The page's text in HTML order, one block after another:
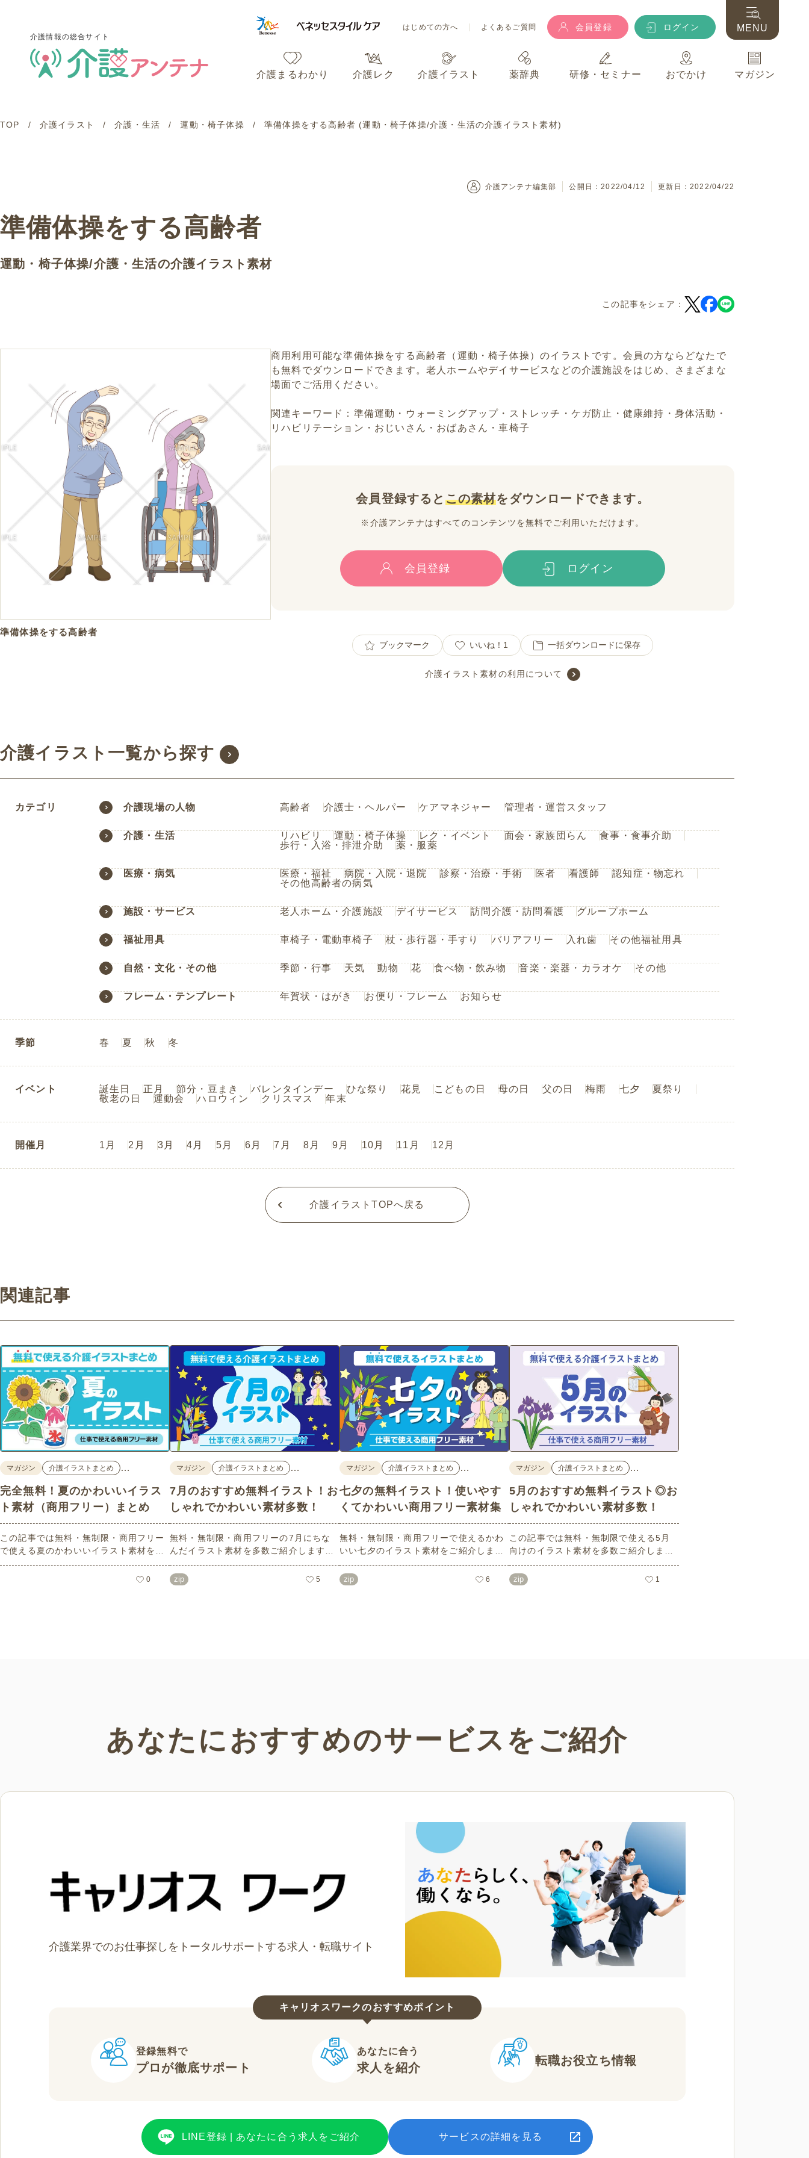
介護情報の総合サイト
はじめての方へ よくあるご質問 会員登録 ログイン
介護まるわかり 介護レク 介護イラスト 薬辞典 研修・セミナー おでかけ マガジン
MENU
介護情報の総合サイト
TOP 介護イラスト 介護・生活 運動・椅子体操 準備体操をする高齢者 (運動・椅子体操/介護・生活の介護イラスト素材)
介護アンテナ編集部 公開日：2022/04/12 更新日：2022/04/22
準備体操をする高齢者
運動・椅子体操/介護・生活の介護イラスト素材
この記事をシェア：
準備体操をする高齢者
商用利用可能な準備体操をする高齢者（運動・椅子体操）のイラストです。会員の方ならどなたで
も無料でダウンロードできます。老人ホームやデイサービスなどの介護施設をはじめ、さまざまな
場面でご活用ください。
関連キーワード：準備運動・ウォーミングアップ・ストレッチ・ケガ防止・健康維持・身体活動・
リハビリテーション・おじいさん・おばあさん・車椅子
会員登録すると この素材をダウンロードできます。
※介護アンテナはすべてのコンテンツを無料でご利用いただけます。
会員登録 ログイン
ブックマーク いいね！ 1 一括ダウンロードに保存
介護イラスト素材の利用について
介護イラスト一覧から探す
カテゴリ 介護現場の人物 高齢者 介護士・ヘルパー ケアマネジャー 管理者・運営スタッフ
介護・生活 リハビリ 運動・椅子体操 レク・イベント 面会・家族団らん
食事・食事介助
歩行・入浴・排泄介助
薬・服薬
医療・病気 医療・福祉 病院・入院・退院 診察・治療・手術 医者 看護師
認知症・物忘れ
その他高齢者の病気
施設・サービス 老人ホーム・介護施設 デイサービス 訪問介護・訪問看護 グループホーム
福祉用具 車椅子・電動車椅子 杖・歩行器・手すり バリアフリー 入れ歯 その他福祉用具
自然・文化・その他 季節・行事 天気 動物 花 食べ物・飲み物 音楽・楽器・カラオケ その他
フレーム・テンプレート 年賀状・はがき お便り・フレーム お知らせ
季節 春 夏 秋 冬
イベント 誕生日 正月 節分・豆まき バレンタインデー ひな祭り 花見 こどもの日 母の日 父の日 梅雨 七夕
夏祭り
敬老の日
運動会 ハロウィン クリスマス 年末
開催月 1月 2月 3月 4月 5月 6月 7月 8月 9月 10月 11月 12月
介護イラストTOPへ戻る
関連記事
マガジン 介護イラストまとめ …
完全無料！夏のかわいいイラス
ト素材（商用フリー）まとめ
この記事では無料・無制限・商用フリー
で使える夏のかわいいイラスト素材を多
数ご紹介いたします。夏の花であるひま
わりや朝顔、夏祭り、花火、七夕など夏
0
マガジン 介護イラストまとめ …
7月のおすすめ無料イラスト！お
しゃれでかわいい素材多数！
無料・無制限・商用フリーの7月にちな
んだイラスト素材を多数ご紹介します。
どれも印刷に適した解像度で、点数制限
なしで自由に使える素材ばかり♪どなたで
もご利用いただけます！ぜひご活用くだ
zip 5
マガジン 介護イラストまとめ …
七夕の無料イラスト！使いやす
くてかわいい商用フリー素材集
無料・無制限・商用フリーで使えるかわ
いい七夕のイラスト素材をご紹介しま
す。短冊の印刷用テンプレート、飾り文
字、使いやすいフレーム素材など多種多
様なイラストをご用意。学校や会社、老
zip 6
マガジン 介護イラストまとめ …
5月のおすすめ無料イラスト◎お
しゃれでかわいい素材多数！
この記事では無料・無制限で使える5月
向けのイラスト素材を多数ご紹介しま
す。商用フリーの可愛くておしゃれなイ
ラスト素材が多数！こどもの日（端午の
節句）や母の日などの5月ならではのイ
zip 1
あなたにおすすめのサービスをご紹介
介護業界でのお仕事探しをトータルサポートする求人・転職サイト
キャリオスワークのおすすめポイント
登録無料で
プロが徹底サポート
あなたに合う
求人を紹介
転職お役立ち情報
LINE登録 あなたに合う求人をご紹介 サービスの詳細を見る